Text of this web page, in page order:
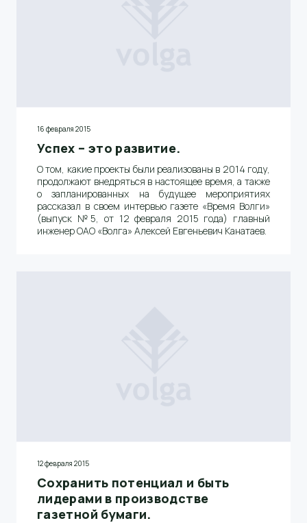
16 февраля 2015
Успех – это развитие.
О том, какие проекты были реализованы в 2014 году,
продолжают внедряться в настоящее время, а также
о запланированных на будущее мероприятиях
рассказал в своем интервью газете «Время Волги»
(выпуск №5, от 12 февраля 2015 года) главный
инженер ОАО «Волга» Алексей Евгеньевич Канатаев.
12 февраля 2015
Сохранить потенциал и быть
лидерами в производстве
газетной бумаги.